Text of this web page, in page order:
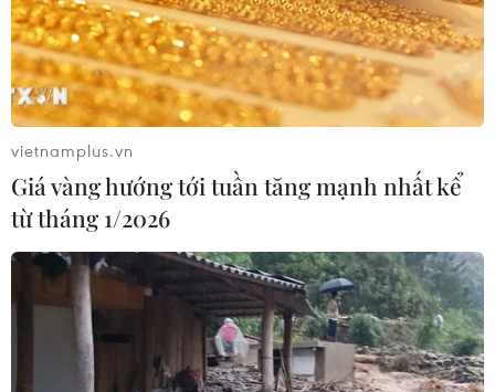
07/08/2026 10:27
Giá dầu tăng trước những lo ngại về
kế hoạch mở lại Eo biển Hormuz
07/08/2026 08:58
Nhà đầu tư Anh đề xuất siêu dự án Tổ
hợp cảng biển 18 tỷ USD tại Quảng
07/08/2026 08:33
vietnamplus.vn
Giá vàng hướng tới tuần tăng mạnh nhất kể
từ tháng 1/2026